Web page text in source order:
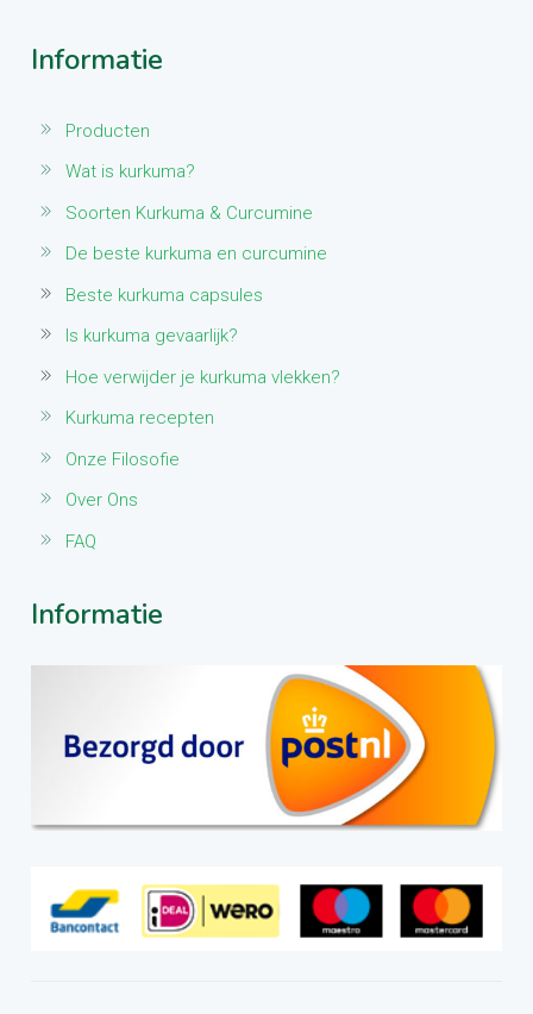
Informatie
Producten
Wat is kurkuma?
Soorten Kurkuma & Curcumine
De beste kurkuma en curcumine
Beste kurkuma capsules
Is kurkuma gevaarlijk?
Hoe verwijder je kurkuma vlekken?
Kurkuma recepten
Onze Filosofie
Over Ons
FAQ
Informatie